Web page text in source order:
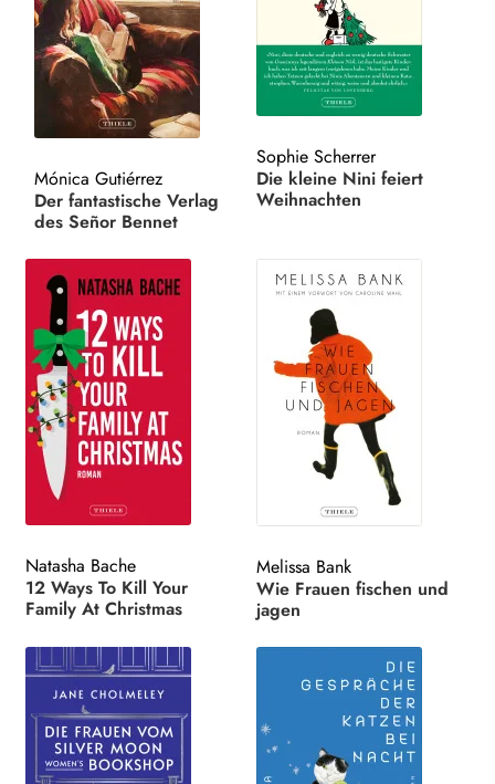
AKTUELLES
HANDEL
LIZENZEN | FOREIGN RIGHTS
WEITERE VERLAGE
Search:
Mónica Gutiérrez
Der fantastische Verlag
des Señor Bennet
Sophie Scherrer
Die kleine Nini feiert
Weihnachten
Natasha Bache
12 Ways To Kill Your
Family At Christmas
Melissa Bank
Wie Frauen fischen und
jagen